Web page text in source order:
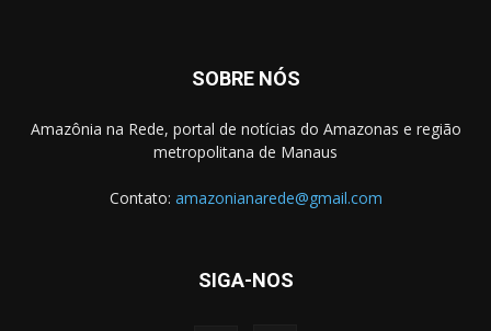
SOBRE NÓS
Amazônia na Rede, portal de notícias do Amazonas e região
metropolitana de Manaus
Contato: amazonianarede@gmail.com
SIGA-NOS